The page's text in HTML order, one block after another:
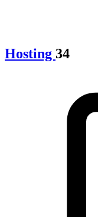
Hosting 34